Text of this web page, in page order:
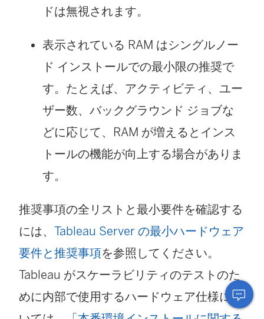
ドは無視されます。
表示されている RAM はシングルノー
ド インストールでの最小限の推奨で
す。たとえば、アクティビティ、ユー
ザー数、バックグラウンド ジョブな
どに応じて、RAM が増えるとインス
トールの機能が向上する場合がありま
す。
推奨事項の全リストと最小要件を確認する
には、 Tableau Server の最小ハードウェア
要件と推奨事項を参照してください。
Tableau がスケーラビリティのテストのた
めに内部で使用するハードウェア仕様につ